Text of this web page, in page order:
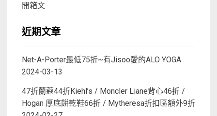
開箱文
近期文章
Net-A-Porter最低75折~有Jisoo愛的ALO YOGA
2024-03-13
47折蘭蔻44折Kiehl’s / Moncler Liane背心46折 /
Hogan 厚底餅乾鞋66折 / Mytheresa折扣區額外9折